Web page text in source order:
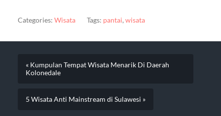
Categories: Wisata Tags: pantai,wisata
« Kumpulan Tempat Wisata Menarik Di Daerah
Kolonedale
5 Wisata Anti Mainstream di Sulawesi »